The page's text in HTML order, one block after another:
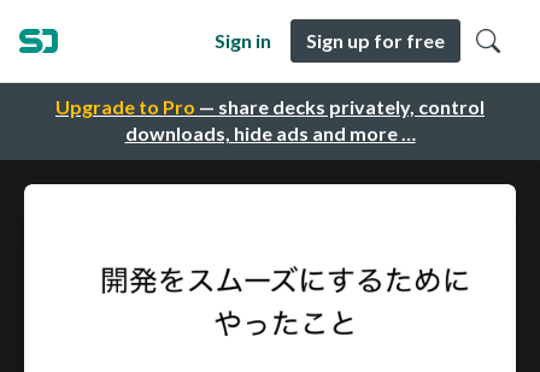
Upgrade to Pro — share decks privately, control
downloads, hide ads and more …
Sign in Sign up for free